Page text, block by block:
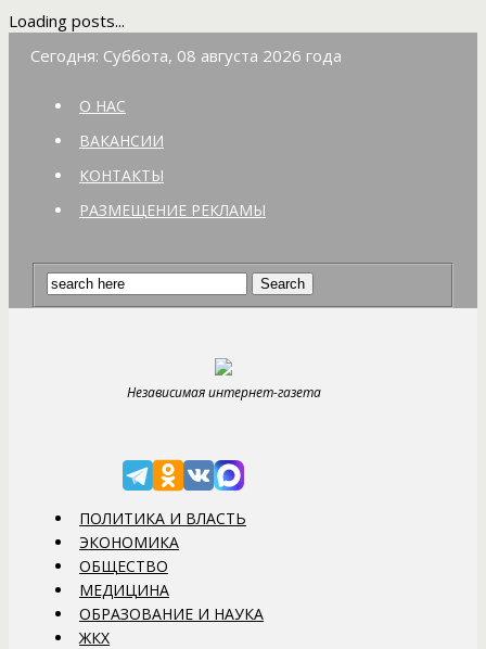
Loading posts...
Сегодня: Суббота, 08 августа 2026 года
О НАС
ВАКАНСИИ
КОНТАКТЫ
РАЗМЕЩЕНИЕ РЕКЛАМЫ
Независимая интернет-газета
ПОЛИТИКА И ВЛАСТЬ
ЭКОНОМИКА
ОБЩЕСТВО
МЕДИЦИНА
ОБРАЗОВАНИЕ И НАУКА
ЖКХ